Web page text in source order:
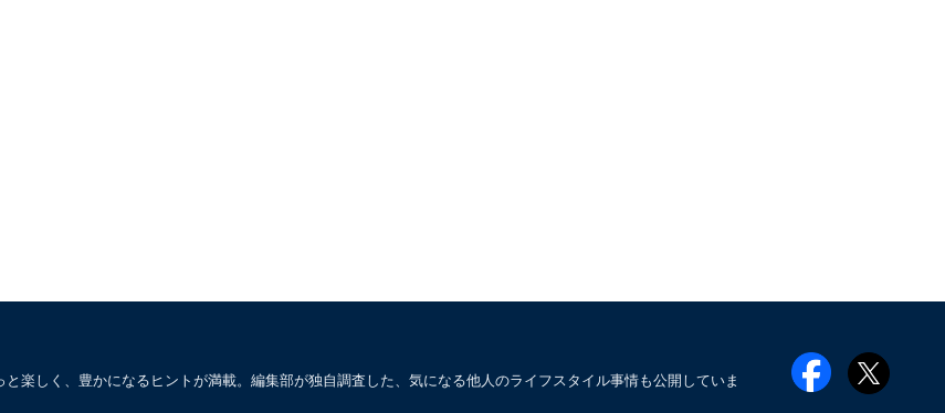
楽しく、豊かになるヒントが満載。編集部が独自調査した、気になる他人のライフスタイル事情も公開していま